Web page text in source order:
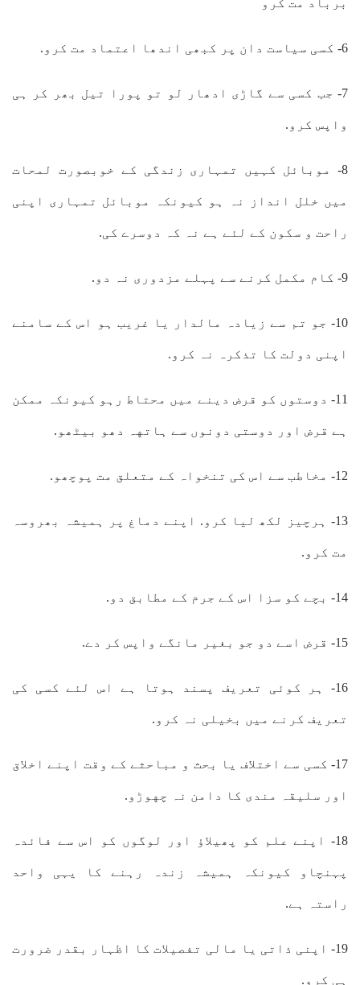
6- کسی سیاست دان پر کبھی اندھا اعتماد مت کرو.
7- جب کسی سے گاڑی ادھار لو تو پورا تیل بھر کر ہی
واپس کرو.
8- موبائل کہیں تمہاری زندگی کے خوبصورت لمحات
ميں خلل انداز نہ ہو کیونکہ موبائل تمہاری اپنی
راحت و سکون کے لئے ہے نہ کہ دوسرے کی.
9- کام مکمل کرنے سے پہلے مزدوری نہ دو.
10- جو تم سے زيادہ مالدار یا غریب ہو اس کے سامنے
اپنی دولت کا تذکرہ نہ کرو.
11- دوستوں کو قرض دینے ميں محتاط رہو کیونکہ ممکن
ہے قرض اور دوستی دونوں سے ہاتهہ دھو بیٹھو.
12- مخاطب سے اس کی تنخواہ کے متعلق مت پوچھو.
13- ہرچیز لکھ لیا کرو. اپنے دماغ پر ہمیشہ بھروسہ
مت کرو.
14- بچے کو سزا اس کے جرم کے مطابق دو.
15- قرض اسے دو جو بغیر مانگے واپس کر دے.
16- ہر کوئی تعریف پسند ہوتا ہے اس لئے کسی کی
تعریف کرنے ميں بخیلی نہ کرو.
17- کسی سے اختلاف یا بحث و مباحثے کے وقت اپنے اخلاق
اور سلیقہ مندی کا دامن نہ چهوڑو.
18- اپنے علم کو پھیلاؤ اور لوگوں کو اس سے فائدہ
پہنچاو کیونکہ ہمیشہ زندہ رہنے کا یہی واحد
راستہ ہے.
19- اپنی ذاتی یا مالی تفصیلات کا اظہار بقدر ضرورت
ہی کرو.